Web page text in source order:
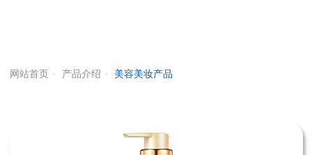
网站首页 产品介绍 美容美妆产品